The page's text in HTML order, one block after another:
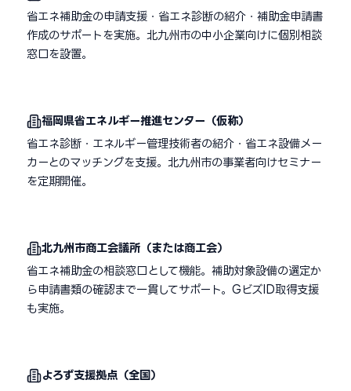
省エネ補助金の申請支援・省エネ診断の紹介・補助金申請書
作成のサポートを実施。北九州市の中小企業向けに個別相談
窓口を設置。
福岡県省エネルギー推進センター（仮称）
省エネ診断・エネルギー管理技術者の紹介・省エネ設備メー
カーとのマッチングを支援。北九州市の事業者向けセミナー
を定期開催。
北九州市商工会議所（または商工会）
省エネ補助金の相談窓口として機能。補助対象設備の選定か
ら申請書類の確認まで一貫してサポート。GビズID取得支援
も実施。
よろず支援拠点（全国）